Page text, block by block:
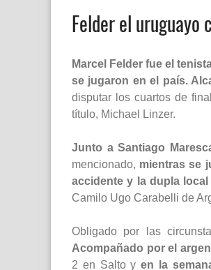
Felder el uruguayo
Marcel Felder fue el
se jugaron en el país.
disputar los cuartos de
título, Michael Linzer.
Junto a Santiago
mencionado, mientras se
accidente y la dupla
Camilo Ugo Carabelli de
Obligado por las
Acompañado por el
2 en Salto yen la